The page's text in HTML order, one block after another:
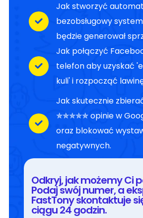
Jak stworzyć
bezobsługowy
będzie generował
Jak połączyć
telefon aby uzyskać
kuli' i rozpocząć
Jak skutecznie
✯✯✯✯✯ opinie w
oraz blokować
negatywnych.
Odkryj, jak możemy Ci
Podaj swój numer, a
FastTony skontaktuje
ciągu 24 godzin.